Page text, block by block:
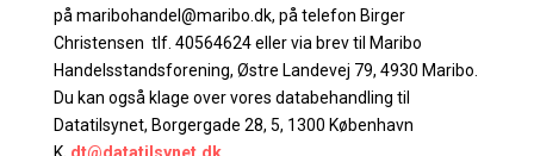
på maribohandel@maribo.dk, på telefon Birger
Christensen tlf. 40564624 eller via brev til Maribo
Handelsstandsforening, Østre Landevej 79, 4930 Maribo.
Du kan også klage over vores databehandling til
Datatilsynet, Borgergade 28, 5, 1300 København